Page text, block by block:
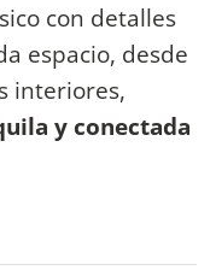
con detalles
espacio, desde
interiores,
y conectada